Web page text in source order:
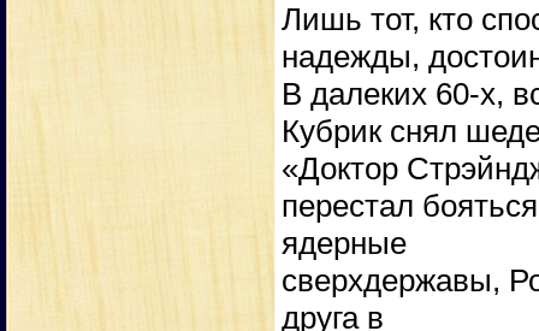
Лишь тот, кто
надежды,
В далеких 60-х,
Кубрик снял
«Доктор
перестал
ядерные
сверхдержавы,
друга в